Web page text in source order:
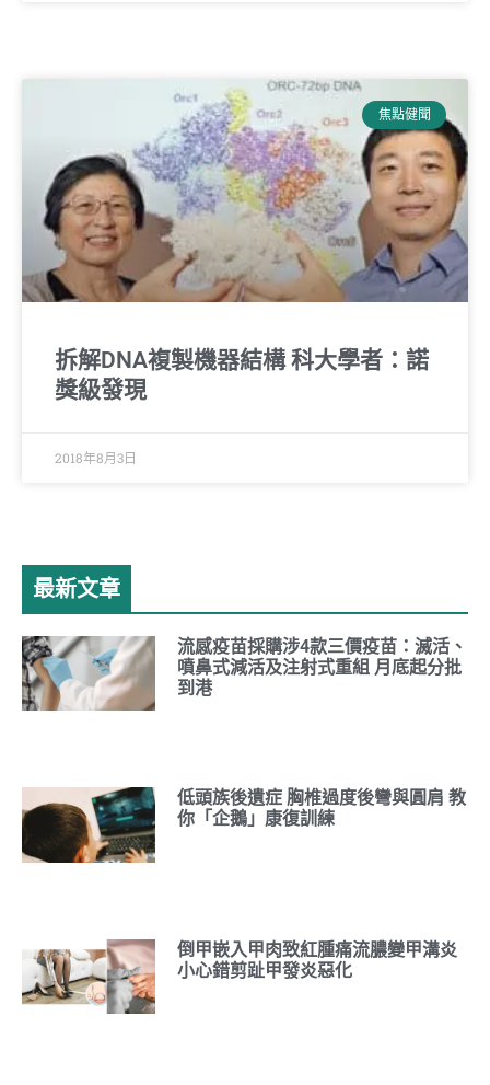
焦點健聞
拆解DNA複製機器結構 科大學者：諾
獎級發現
2018年8月3日
最新文章
流感疫苗採購涉4款三價疫苗：滅活、
噴鼻式減活及注射式重組 月底起分批
到港
低頭族後遺症 胸椎過度後彎與圓肩 教
你「企鵝」康復訓練
倒甲嵌入甲肉致紅腫痛流膿變甲溝炎
小心錯剪趾甲發炎惡化